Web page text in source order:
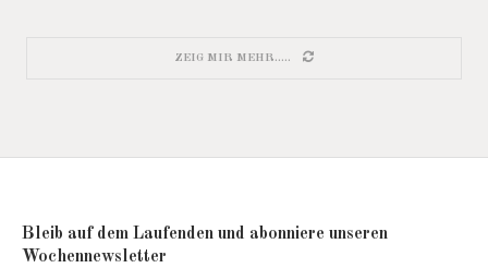
ZEIG MIR MEHR.....
Bleib auf dem Laufenden und abonniere unseren
Wochennewsletter